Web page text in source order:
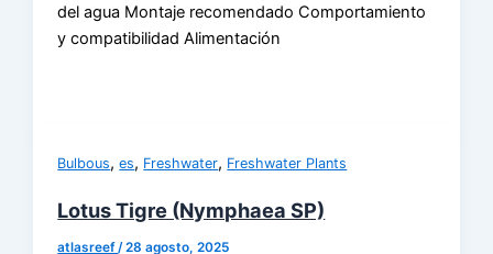
del agua Montaje recomendado Comportamiento
y compatibilidad Alimentación
Bulbous,es, Freshwater, Freshwater Plants
Lotus Tigre (Nymphaea SP)
atlasreef /28 agosto, 2025